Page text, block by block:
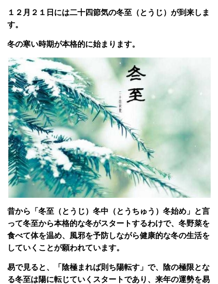
１２月２１日には二十四節気の冬至（とうじ）が到来しま
す。
冬の寒い時期が本格的に始まります。
昔から「冬至（とうじ）冬中（とうちゅう）冬始め」と言
って冬至から本格的な冬がスタートするわけで、冬野菜を
食べて体を温め、風邪を予防しながら健康的な冬の生活を
していくことが願われています。
易で見ると、「陰極まれば則ち陽転す」で、陰の極限とな
る冬至は陽に転じていくスタートであり、来年の運勢を易